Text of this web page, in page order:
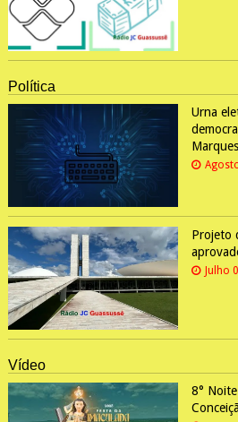
Política
Urna
Projeto
Julho
Vídeo
8°